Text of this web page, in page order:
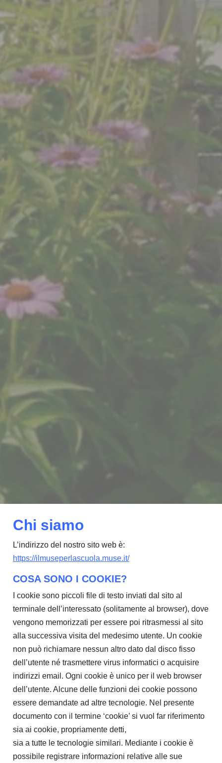
Chi siamo
L’indirizzo del nostro sito web è:
https://ilmuseperlascuola.muse.it/
COSA SONO I COOKIE?
I cookie sono piccoli file di testo inviati dal sito al
terminale dell’interessato (solitamente al browser), dove
vengono memorizzati per essere poi ritrasmessi al sito
alla successiva visita del medesimo utente. Un cookie
non può richiamare nessun altro dato dal disco fisso
dell’utente né trasmettere virus informatici o acquisire
indirizzi email. Ogni cookie è unico per il web browser
dell’utente. Alcune delle funzioni dei cookie possono
essere demandate ad altre tecnologie. Nel presente
documento con il termine ‘cookie’ si vuol far riferimento
sia ai cookie, propriamente detti,
sia a tutte le tecnologie similari. Mediante i cookie è
possibile registrare informazioni relative alle sue